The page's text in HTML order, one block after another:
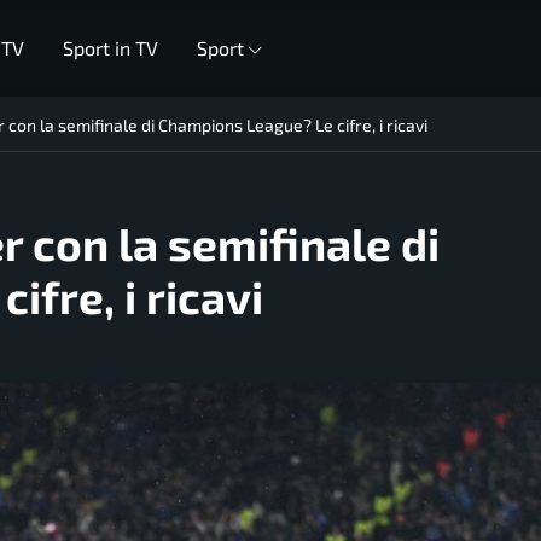
Sport in TV Sport
con la semifinale di Champions League? Le cifre, i ricavi
con la semifinale di
cifre, i ricavi